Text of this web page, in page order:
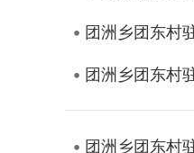
团洲乡团东村
团洲乡团东村
团洲乡团东村